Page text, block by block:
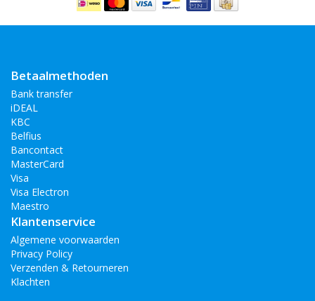
Apple iPhone 7
Apple iPod Touch 4G / 5G
Betaalmethoden
Bank transfer
iDEAL
KBC
Belfius
Bancontact
MasterCard
Visa
Visa Electron
Maestro
Klantenservice
Algemene voorwaarden
Privacy Policy
Verzenden & Retourneren
Klachten